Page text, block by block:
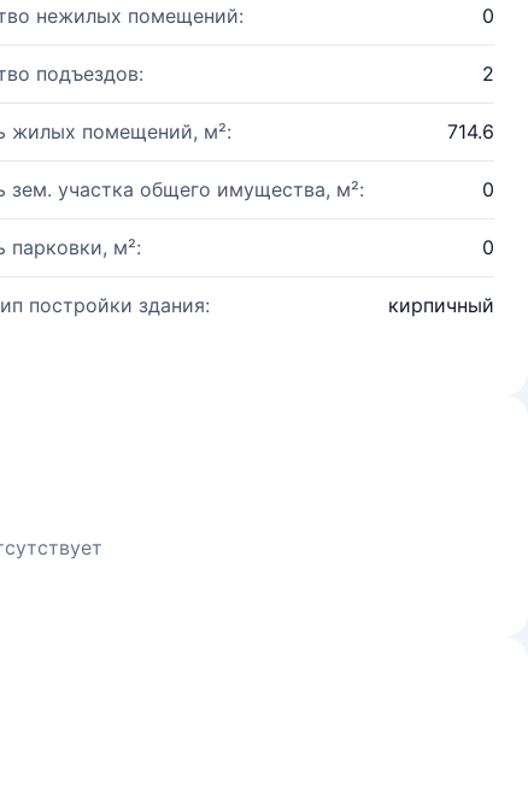
нежилых помещений: 0
подъездов: 2
жилых помещений, м²: 714.6
зем. участка общего имущества, м²: 0
парковки, м²: 0
постройки здания: кирпичный